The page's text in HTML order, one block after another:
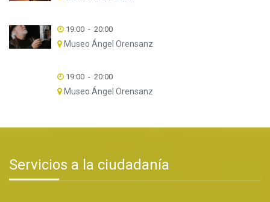
19:00 - 20:00
Museo Ángel Orensanz
19:00 - 20:00
Museo Ángel Orensanz
Servicios a la ciudadanía